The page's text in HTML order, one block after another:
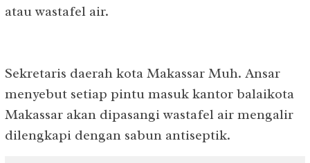
atau wastafel air.
Sekretaris daerah kota Makassar Muh. Ansar
menyebut setiap pintu masuk kantor balaikota
Makassar akan dipasangi wastafel air mengalir
dilengkapi dengan sabun antiseptik.